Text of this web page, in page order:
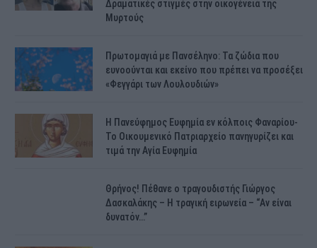
Δραματικές στιγμές στην οικογένειά της
Μυρτούς
Πρωτομαγιά με Πανσέληνο: Τα ζώδια που
ευνοούνται και εκείνο που πρέπει να προσέξει
«Φεγγάρι των Λουλουδιών»
H Πανεύφημος Ευφημία εν κόλποις Φαναρίου-
Το Οικουμενικό Πατριαρχείο πανηγυρίζει και
τιμά την Αγία Ευφημία
Θρήνος! Πέθανε ο τραγουδιστής Γιώργος
Δασκαλάκης – Η τραγική ειρωνεία – “Αν είναι
δυνατόν…”